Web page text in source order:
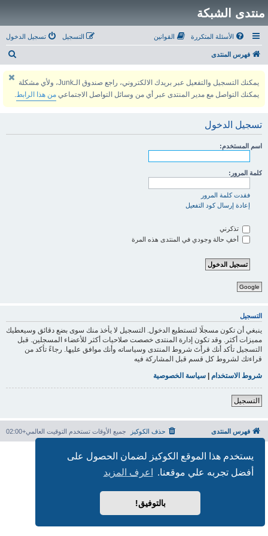
يستخدم هذا الموقع الكوكيز لضمان الحصول على
أفضل تجربه علي موقعنا.
اعرف المزيد
بالتوفيق!
منتدى الشبكة
الأسئلة المتكررة القوانين تسجيل الدخول التسجيل
فهرس المنتدى
يمكنك التسجيل والتفعيل عبر بريدك الالكتروني، راجع صندوق الـJunk، ولأي مشكلة
يمكنك التواصل مع مدير المنتدى عبر أي من وسائل التواصل الاجتماعي من هذا الرابط.
تسجيل الدخول
اسم المستخدم:
كلمة المرور:
فقدت كلمة المرور
إعادة إرسال كود التفعيل
تذكرني
أخفِ حالة وجودي في المنتدى هذه المرة
Google
التسجيل
ينبغي أن تكون مسجلًا لتستطيع الدخول. التسجيل لا يأخذ منك سوى بضع دقائق وسيعطيك
مميزات أكثر. وقد تكون إدارة المنتدى خصصت صلاحيات أكثر للأعضاء المسجلين. قبل
التسجيل تأكد أنك قرأتَ شروط المنتدى وسياساته وأنك موافق عليها. رجاءً تأكد من
قراءتك لشروط كل قسم قبل المشاركة فيه
شروط الاستخدام | سياسة الخصوصية
التسجيل
فهرس المنتدى جميع الأوقات تستخدم التوقيت العالمي+02:00 حذف الكوكيز
بدعم من phpBB
® Forum Software © phpBB Limited
الترجمة برعاية
المنتديات العربية
الخصوصية| الشروط